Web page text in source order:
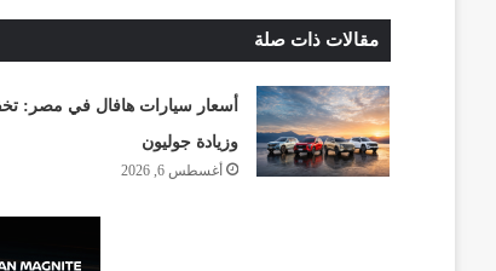
مقالات ذات صلة
وزيادة جوليون
أغسطس 6, 2026